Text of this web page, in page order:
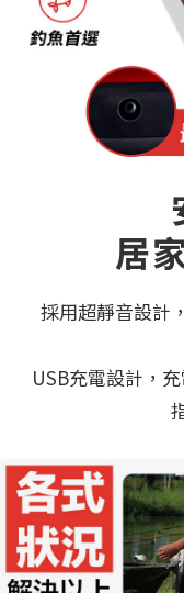
居
採用超靜音設計
USB充電設計，